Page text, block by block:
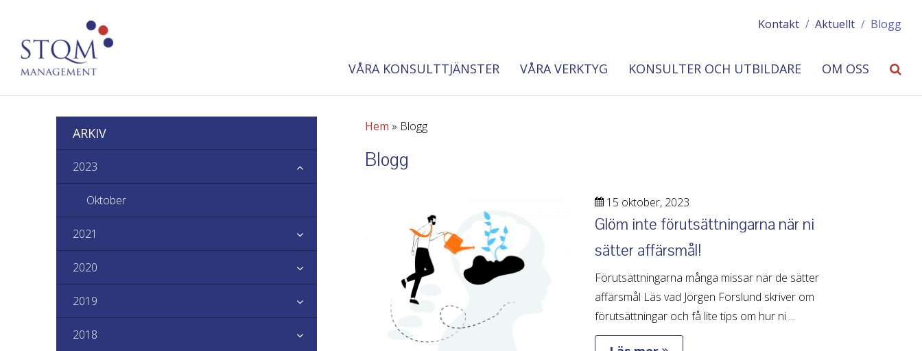
Kontakt / Aktuellt / Blogg
VÅRA KONSULTTJÄNSTER VÅRA VERKTYG KONSULTER OCH UTBILDARE OM OSS
Hem » Blogg
Blogg
15 oktober, 2023
Glöm inte förutsättningarna när ni
sätter affärsmål!
Förutsättningarna många missar när de sätter
affärsmål Läs vad Jörgen Forslund skriver om
förutsättningar och få lite tips om hur ni ...
ARKIV
2023
Oktober
2021
2020
2019
2018